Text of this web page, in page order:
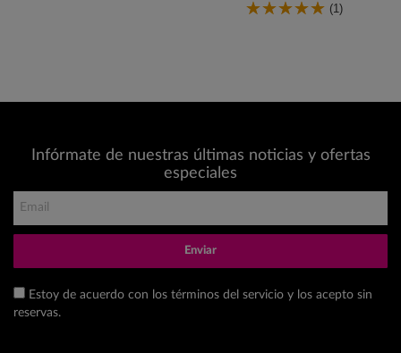
(1)
Infórmate de nuestras últimas noticias y ofertas
especiales
Enviar
Estoy de acuerdo con los términos del servicio y los acepto sin
reservas.